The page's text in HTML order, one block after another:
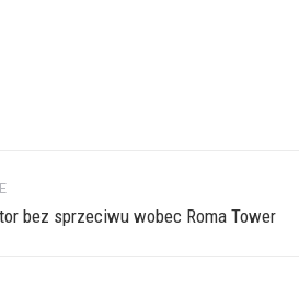
bez sprzeciwu wobec Roma Tower